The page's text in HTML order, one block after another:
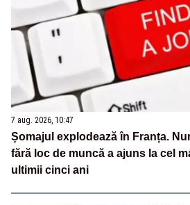
7 aug. 2026, 10:47
Șomajul explodează în Franța.
fără loc de muncă a ajuns la cel
ultimii cinci ani